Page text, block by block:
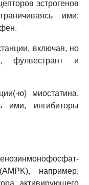
эстрогенов
ими:
включая, но
фулвестрант и
ю) миостатина,
ими, ингибиторы
например,
активирующего